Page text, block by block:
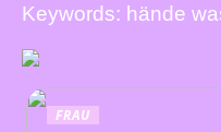
Keywords: hände
FRAU